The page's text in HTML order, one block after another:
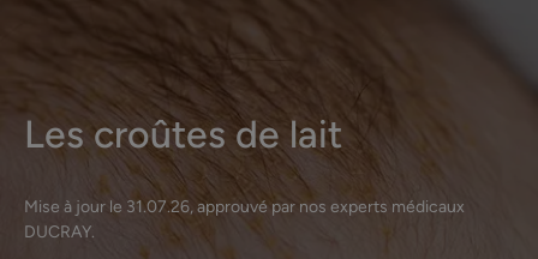
Les croûtes de lait
Mise à jour le 31.07.26, approuvé par nos experts médicaux
DUCRAY.